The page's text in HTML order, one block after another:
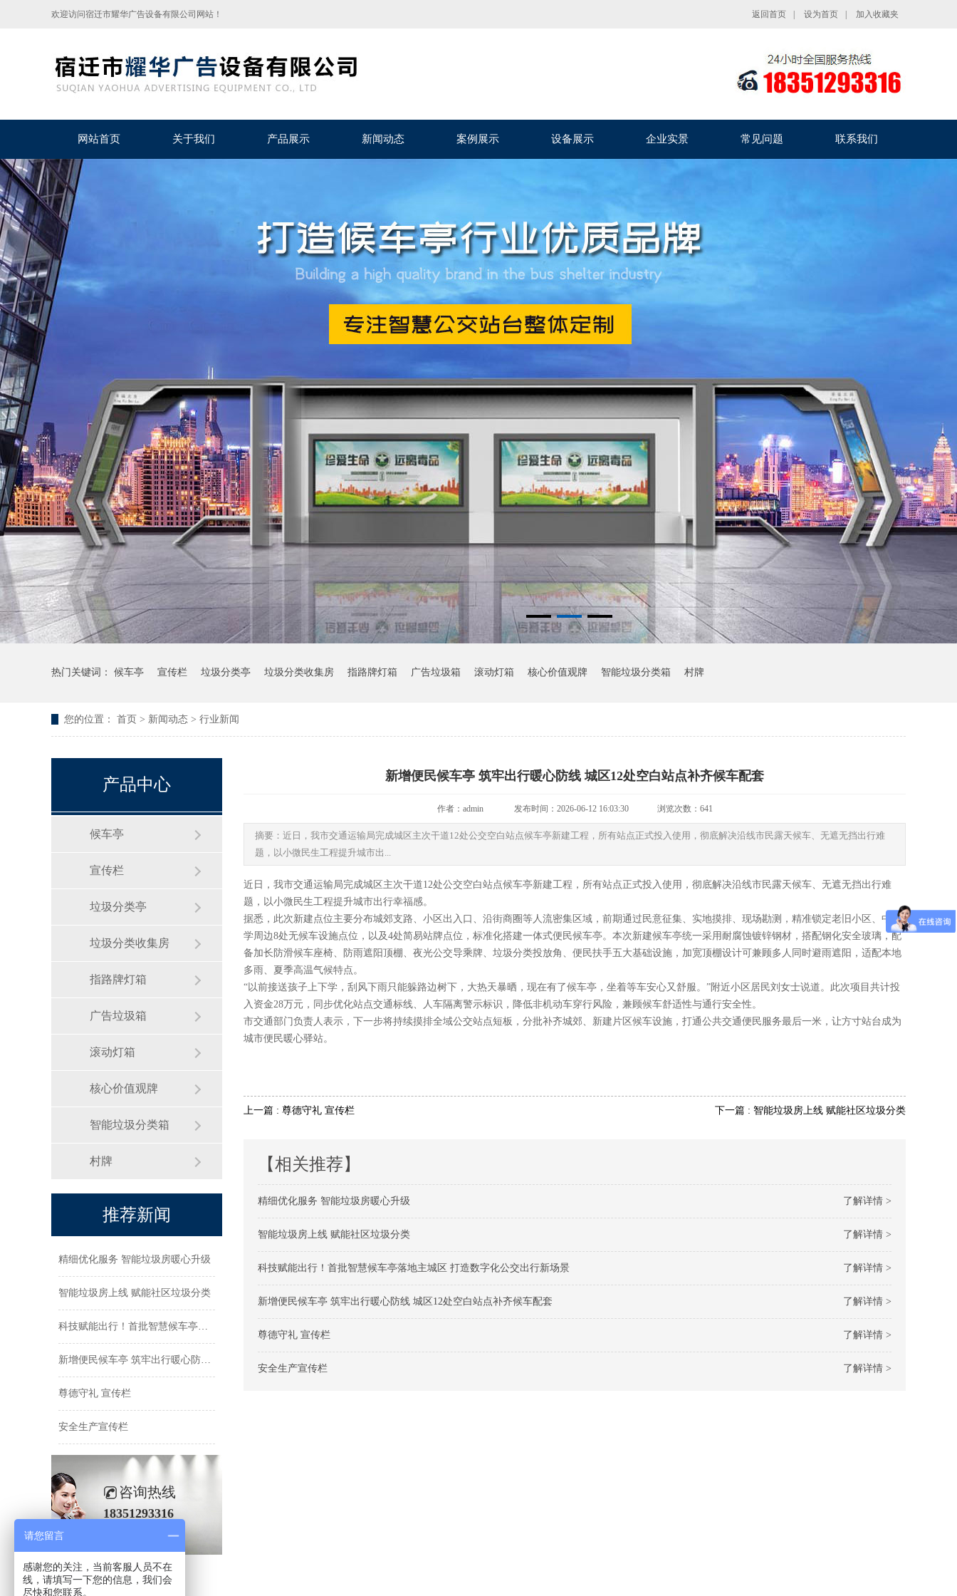
欢迎访问宿迁市耀华广告设备有限公司网站！ 返回首页 设为首页 加入收藏夹
网站首页 关于我们 产品展示 新闻动态 案例展示 设备展示 企业实景 常见问题 联系我们
热门关键词： 候车亭 宣传栏 垃圾分类亭 垃圾分类收集房 指路牌灯箱 广告垃圾箱 滚动灯箱 核心价值观牌 智能垃圾分类箱 村牌
您的位置： 首页 > 新闻动态 > 行业新闻
产品中心
候车亭
宣传栏
垃圾分类亭
垃圾分类收集房
指路牌灯箱
广告垃圾箱
滚动灯箱
核心价值观牌
智能垃圾分类箱
村牌
推荐新闻
精细优化服务 智能垃圾房暖心升级
智能垃圾房上线 赋能社区垃圾分类
科技赋能出行！首批智慧候车亭落地主城区 打造数字化公交出行新场景
新增便民候车亭 筑牢出行暖心防线 城区12处空白站点补齐候车配套
尊德守礼 宣传栏
安全生产宣传栏
咨询热线
18351293316
新增便民候车亭 筑牢出行暖心防线 城区12处空白站点补齐候车配套
作者：admin 发布时间：2026-06-12 16:03:30 浏览次数： 641
摘要：近日，我市交通运输局完成城区主次干道12处公交空白站点候车亭新建工程，所有站点正式投入使用，彻底解决沿线市民露天候车、无遮无挡出行难
题，以小微民生工程提升城市出...
近日，我市交通运输局完成城区主次干道12处公交空白站点候车亭新建工程，所有站点正式投入使用，彻底解决沿线市民露天候车、无遮无挡出行难
题，以小微民生工程提升城市出行幸福感。
据悉，此次新建点位主要分布城郊支路、小区出入口、沿街商圈等人流密集区域，前期通过民意征集、实地摸排、现场勘测，精准锁定老旧小区、中小
学周边8处无候车设施点位，以及4处简易站牌点位，标准化搭建一体式便民候车亭。本次新建候车亭统一采用耐腐蚀镀锌钢材，搭配钢化安全玻璃，配
备加长防滑候车座椅、防雨遮阳顶棚、夜光公交导乘牌、垃圾分类投放角、便民扶手五大基础设施，加宽顶棚设计可兼顾多人同时避雨遮阳，适配本地
多雨、夏季高温气候特点。
“以前接送孩子上下学，刮风下雨只能躲路边树下，大热天暴晒，现在有了候车亭，坐着等车安心又舒服。”附近小区居民刘女士说道。此次项目共计投
入资金28万元，同步优化站点交通标线、人车隔离警示标识，降低非机动车穿行风险，兼顾候车舒适性与通行安全性。
市交通部门负责人表示，下一步将持续摸排全域公交站点短板，分批补齐城郊、新建片区候车设施，打通公共交通便民服务最后一米，让方寸站台成为
城市便民暖心驿站。
上一篇 : 尊德守礼 宣传栏 下一篇 : 智能垃圾房上线 赋能社区垃圾分类
【相关推荐】
了解详情 >
精细优化服务 智能垃圾房暖心升级
了解详情 >
智能垃圾房上线 赋能社区垃圾分类
了解详情 >
科技赋能出行！首批智慧候车亭落地主城区 打造数字化公交出行新场景
了解详情 >
新增便民候车亭 筑牢出行暖心防线 城区12处空白站点补齐候车配套
了解详情 >
尊德守礼 宣传栏
了解详情 >
安全生产宣传栏
请您留言
感谢您的关注，当前客服人员不在
线，请填写一下您的信息，我们会
尽快和您联系。